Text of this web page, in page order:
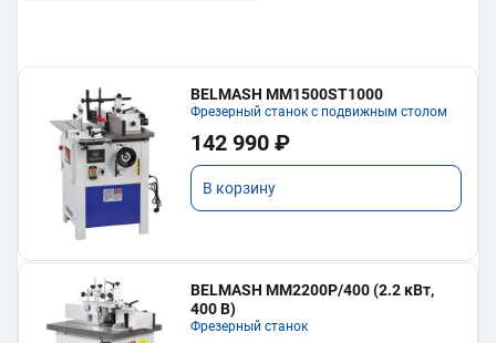
BELMASH MM1500ST1000
Фрезерный станок с подвижным столом
142 990 ₽
В корзину
BELMASH MM2200P/400 (2.2 кВт,
400 В)
Фрезерный станок